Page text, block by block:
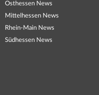
Osthessen News
Mittelhessen News
Rhein-Main News
Südhessen News